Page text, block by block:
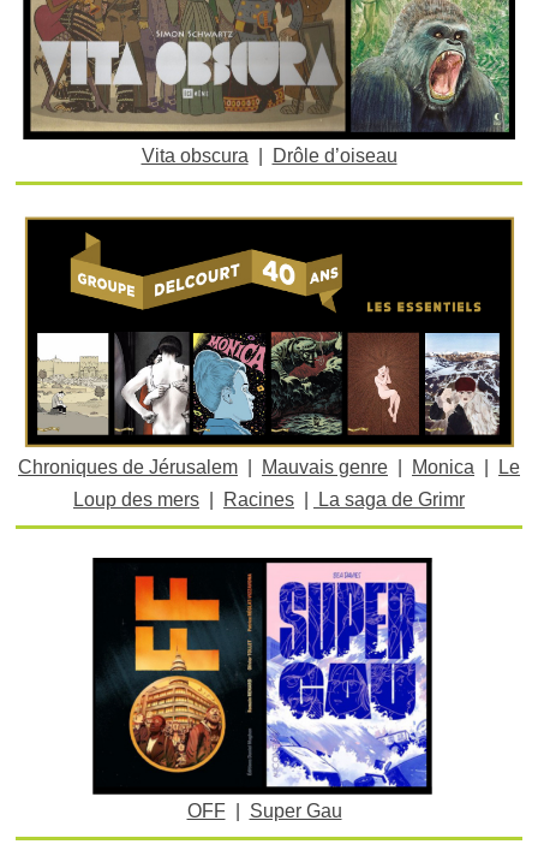
Vita obscura Drôle d’oiseau
Chroniques de Jérusalem Mauvais genre Monica
Le
Loup des mers
Racines La saga de Grimr
OFF| Super Gau